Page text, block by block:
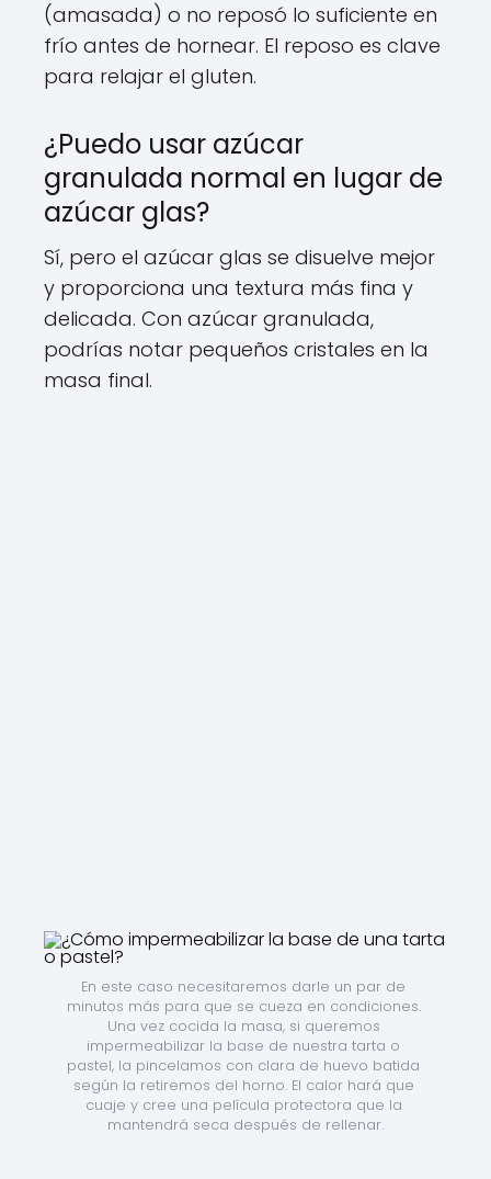
(amasada) o no reposó lo suficiente en
frío antes de hornear. El reposo es clave
para relajar el gluten.
¿Puedo usar azúcar
granulada normal en lugar de
azúcar glas?
Sí, pero el azúcar glas se disuelve mejor
y proporciona una textura más fina y
delicada. Con azúcar granulada,
podrías notar pequeños cristales en la
masa final.
En este caso necesitaremos darle un par de
minutos más para que se cueza en condiciones.
Una vez cocida la masa, si queremos
impermeabilizar la base de nuestra tarta o
pastel, la pincelamos con clara de huevo batida
según la retiremos del horno. El calor hará que
cuaje y cree una película protectora que la
mantendrá seca después de rellenar.